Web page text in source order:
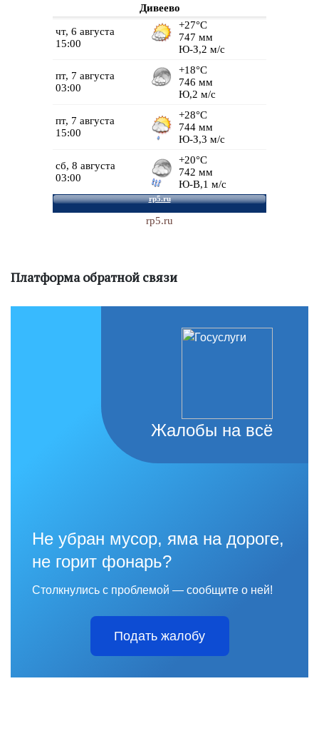
Дивеево
rp5.ru
Платформа обратной связи
Жалобы на всё
Не убран мусор, яма на дороге,
не горит фонарь?
Столкнулись с проблемой — сообщите о ней!
Подать жалобу